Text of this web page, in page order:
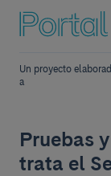
Un proyecto
a
Pruebas
trata el